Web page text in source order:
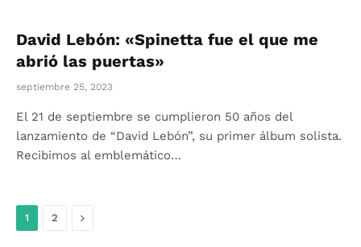
David Lebón: «Spinetta fue el que me
abrió las puertas»
septiembre 25, 2023
El 21 de septiembre se cumplieron 50 años del
lanzamiento de “David Lebón”, su primer álbum solista.
Recibimos al emblemático…
1 2 Siguiente